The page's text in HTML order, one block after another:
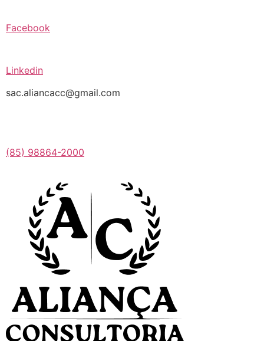
Facebook
Linkedin
sac.aliancacc@gmail.com
(85) 98864-2000